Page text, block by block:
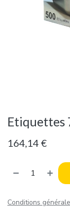
Etiquettes
164,14 €
Conditions